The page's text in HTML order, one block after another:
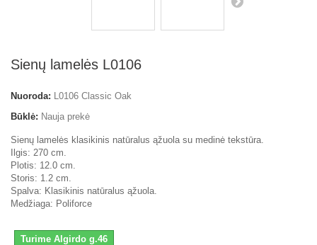
Sienų lamelės L0106
Nuoroda: L0106 Classic Oak
Būklė: Nauja prekė
Sienų lamelės klasikinis natūralus ąžuola su medinė tekstūra.
Ilgis: 270 cm.
Plotis: 12.0 cm.
Storis: 1.2 cm.
Spalva: Klasikinis natūralus ąžuola.
Medžiaga: Poliforce
Turime Algirdo g.46